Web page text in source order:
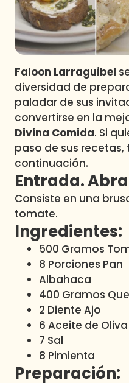
Faloon Larraguibel
diversidad de
paladar de sus
convertirse en la
Divina Comida. Si
paso de sus
continuación.
Entrada.
Consiste en una
tomate.
Ingredientes:
500 Gramos
8 Porciones Pan
Albahaca
400 Gramos
2 Diente Ajo
6 Aceite de Oliva
7 Sal
8 Pimienta
Preparación:
Plan Perfecto
El Tiempo
Sabingo